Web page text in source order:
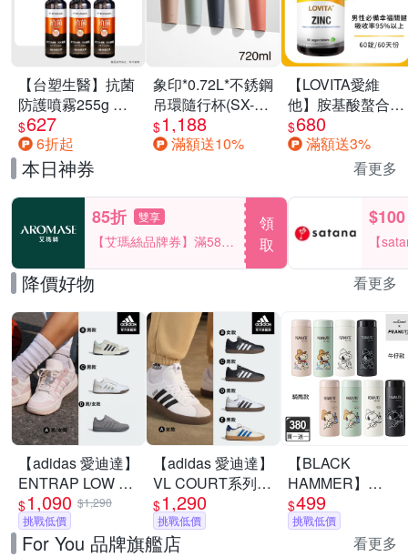
【台塑生醫】抗菌
防護噴霧255g 三
入組
$627
6折起
象印*0.72L*不銹鋼
吊環隨行杯(SX-
LA72H)
$1,188
滿額送10%
【LOVITA愛維
他】胺基酸螯合鋅
x2瓶30mg素食錠
(鋅錠)
$680
滿額送3%
本日神券 看更多
85折 雙享
【艾瑪絲品牌券】滿580
享85折！
領
取
$100
【
一件
降價好物 看更多
【adidas 愛迪達】
ENTRAP LOW 運
動休閒鞋 籃球鞋
復古 男鞋/女鞋 (多
款任選)
$1,090 $1,290
挑戰低價
【adidas 愛迪達】
VL COURT系列
運動休閒鞋 男鞋/
女鞋 (多款任選)
$1,290
挑戰低價
【BLACK
HAMMER】
Snoopy316不鏽鋼
迷你保溫口袋杯
380ml(附茶隔/8款
$499
挑戰低價
For You 品牌旗艦店 看更多